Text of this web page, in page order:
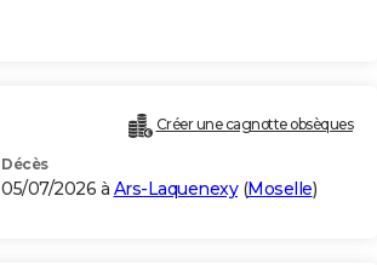
Créer une cagnotte obsèques
Décès
05/07/2026 à Ars-Laquenexy(Moselle)